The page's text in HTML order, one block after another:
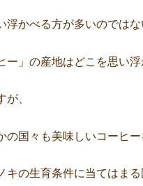
かべる方が多いのではな
」の産地はどこを思い浮
、
国々も美味しいコーヒー
の生育条件に当てはまる